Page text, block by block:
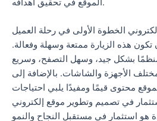
الموقع في تحقيق أهدافه.
الخطوة الأولى في رحلة العميل
هذه الزيارة ممتعة وسهلة وفعالة.
بشكل جيد، وسهل التصفح، وسريع
الأجهزة والشاشات. بالإضافة إلى
محتوى قيمًا ومفيدًا يلبي احتياجات
في تصميم وتطوير موقع إلكتروني